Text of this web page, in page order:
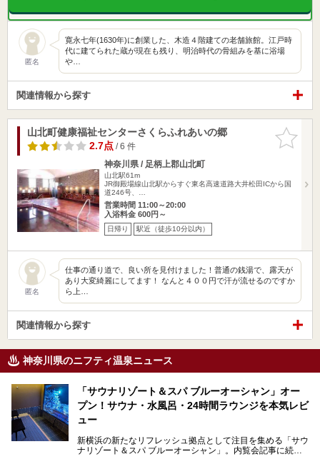
匿名
寛永七年(1630年)に創業した、木造４階建ての老舗旅館。江戸時
代に建てられた蔵が現在も残り、明治時代の骨組みを基に浴場
や…
関連情報から探す
お気に入
りに追加
山北町健康福祉センターさくらふれあいの郷
2.7点/ 6 件
神奈川県 / 足柄上郡山北町
山北駅61m
JR御殿場線山北駅からすぐ東名高速道路大井松田ICから国
道246号、…
営業時間 11:00～20:00
入浴料金 600円～
日帰り 駅近（徒歩10分以内）
匿名
仕事の通り道で、良い所を見付けました！普通の銭湯で、露天が
あり大変綺麗にしてます！ なんと４００円で汗が流せるのですか
ら上…
関連情報から探す
神奈川県のニフティ温泉ニュース
「サウナリゾート＆スパ ブルーオーシャン」オー
プン！サウナ・水風呂・24時間ラウンジを本気レビ
ュー
新横浜の新たなリフレッシュ拠点として注目を集める「サウ
ナリゾート＆スパ ブルーオーシャン」。内覧会記事に続